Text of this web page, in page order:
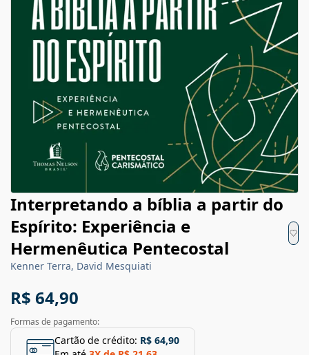
Interpretando a bíblia a partir do
Espírito: Experiência e
Hermenêutica Pentecostal
Kenner Terra, David Mesquiati
R$ 64,90
Formas de pagamento:
Cartão de crédito: R$ 64,90